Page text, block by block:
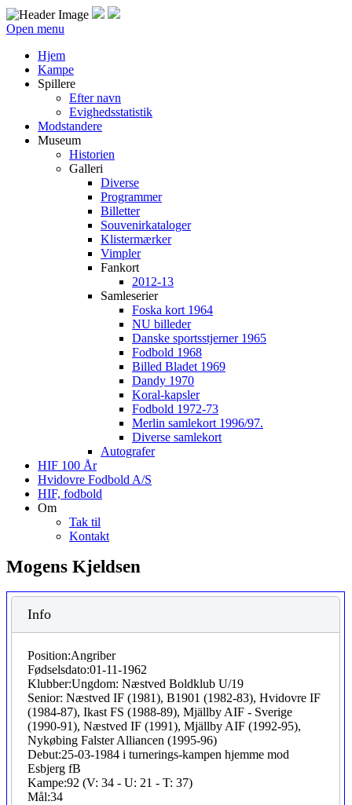
Open menu
Hjem
Kampe
Spillere
Efter navn
Evighedsstatistik
Modstandere
Museum
Historien
Galleri
Diverse
Programmer
Billetter
Souvenirkataloger
Klistermærker
Vimpler
Fankort
2012-13
Samleserier
Foska kort 1964
NU billeder
Danske sportsstjerner 1965
Fodbold 1968
Billed Bladet 1969
Dandy 1970
Koral-kapsler
Fodbold 1972-73
Merlin samlekort 1996/97.
Diverse samlekort
Autografer
HIF 100 År
Hvidovre Fodbold A/S
HIF, fodbold
Om
Tak til
Kontakt
Mogens Kjeldsen
Info
Position:Angriber
Fødselsdato:01-11-1962
Klubber:Ungdom: Næstved Boldklub U/19
Senior: Næstved IF (1981), B1901 (1982-83), Hvidovre IF
(1984-87), Ikast FS (1988-89), Mjällby AIF - Sverige
(1990-91), Næstved IF (1991), Mjällby AIF (1992-95),
Nykøbing Falster Alliancen (1995-96)
Debut:25-03-1984 i turnerings-kampen hjemme mod
Esbjerg fB
Kampe:92 (V: 34 - U: 21 - T: 37)
Mål:34